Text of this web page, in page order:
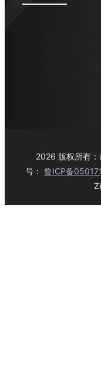
耗时一年6
大揭秘!宇龙
2026 版权所有
号： 鲁ICP备